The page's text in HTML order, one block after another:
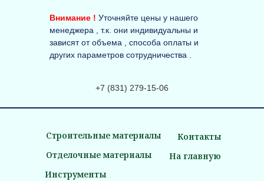
Внимание ! Уточняйте цены у нашего
менеджера , т.к. они индивидуальны и
зависят от объема , способа оплаты и
других параметров сотрудничества .
Строительные материалы
Отделочные материалы
Инструменты
На главную
Контакты
+7 (831) 279-15-06